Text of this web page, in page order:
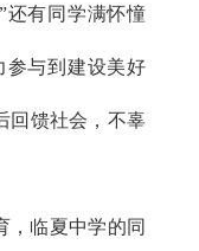
还有同学满怀憧
参与到建设美好
回馈社会，不辜
，临夏中学的同